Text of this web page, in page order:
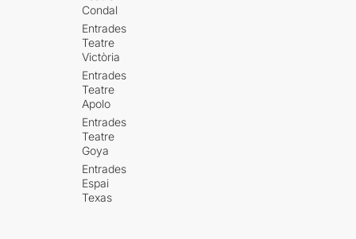
Condal
Entrades
Teatre
Victòria
Entrades
Teatre
Apolo
Entrades
Teatre
Goya
Entrades
Espai
Texas